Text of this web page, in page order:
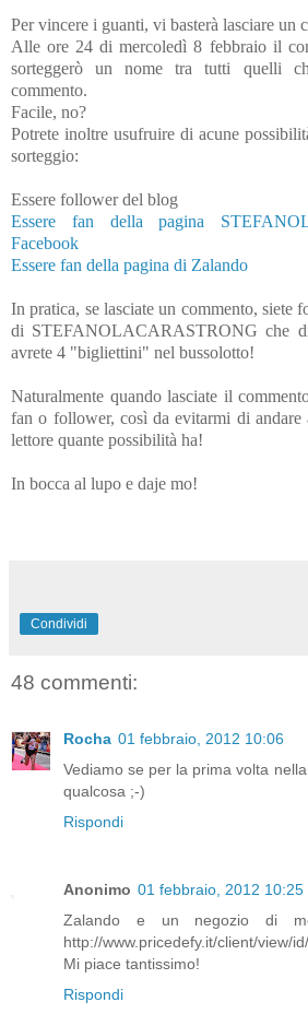
Per vincere i guanti, vi basterà lasciare un
Alle ore 24 di mercoledì 8 febbraio il
sorteggerò un nome tra tutti quelli
commento.
Facile, no?
Potrete inoltre usufruire di acune
sorteggio:
Essere follower del blog
Essere fan della pagina
Facebook
Essere fan della pagina di Zalando
In pratica, se lasciate un commento, siete
di STEFANOLACARASTRONG che
avrete 4 "bigliettini" nel bussolotto!
Naturalmente quando lasciate il
fan o follower, così da evitarmi di andare
lettore quante possibilità ha!
In bocca al lupo e daje mo!
Condividi
48 commenti:
Rocha 01 febbraio, 2012 10:06
Vediamo se per la prima volta
qualcosa ;-)
Rispondi
Anonimo 01 febbraio, 2012 10:25
Zalando e un negozio di
http://www.pricedefy.it/client/view/
Mi piace tantissimo!
Rispondi